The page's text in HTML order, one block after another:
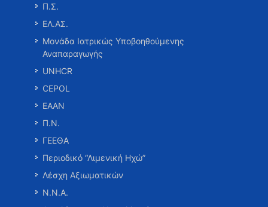
Π.Σ.
ΕΛ.ΑΣ.
Μονάδα Ιατρικώς Υποβοηθούμενης
Αναπαραγωγής
UNHCR
CEPOL
ΕΑΑΝ
Π.Ν.
ΓΕΕΘΑ
Περιοδικό “Λιμενική Ηχώ”
Λέσχη Αξιωματικών
Ν.Ν.Α.